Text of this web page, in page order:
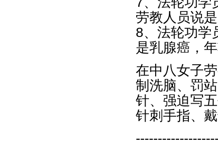
劳教人员说
8、法轮功学
是乳腺癌，
在中八女子
制洗脑、罚
针、强迫写
针刺手指、